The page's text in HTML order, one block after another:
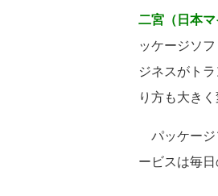
二宮（日本マ
ッケージソ
ジネスがト
り方も大きく
パッケージ
ービスは毎